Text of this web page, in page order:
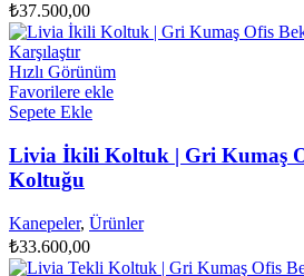
₺37.500,00
Karşılaştır
Hızlı Görünüm
Favorilere ekle
Sepete Ekle
Livia İkili Koltuk | Gri Kumaş
Koltuğu
Kanepeler, Ürünler
₺33.600,00